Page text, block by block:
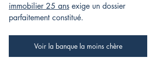
immobilier 25 ans exige un dossier
parfaitement constitué.
Voir la banque la moins chère